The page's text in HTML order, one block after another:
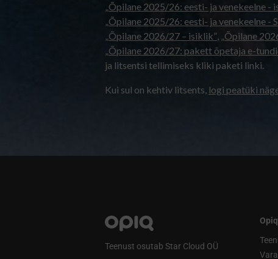
„Õpilane 2025/26: eesti- ja venekeelne -
„Õpilane 2025/26: eesti- ja venekeelne -
„Õpilane 2026/27 – isiklik”, „Õpilane
„Õpilane 2026/27: pakett õpetaja e-
ja litsentsi tellimiseks kliki paketi linki.
Kui sul on kehtiv litsents, logi peatüki
Teenust osutab Star Cloud OÜ